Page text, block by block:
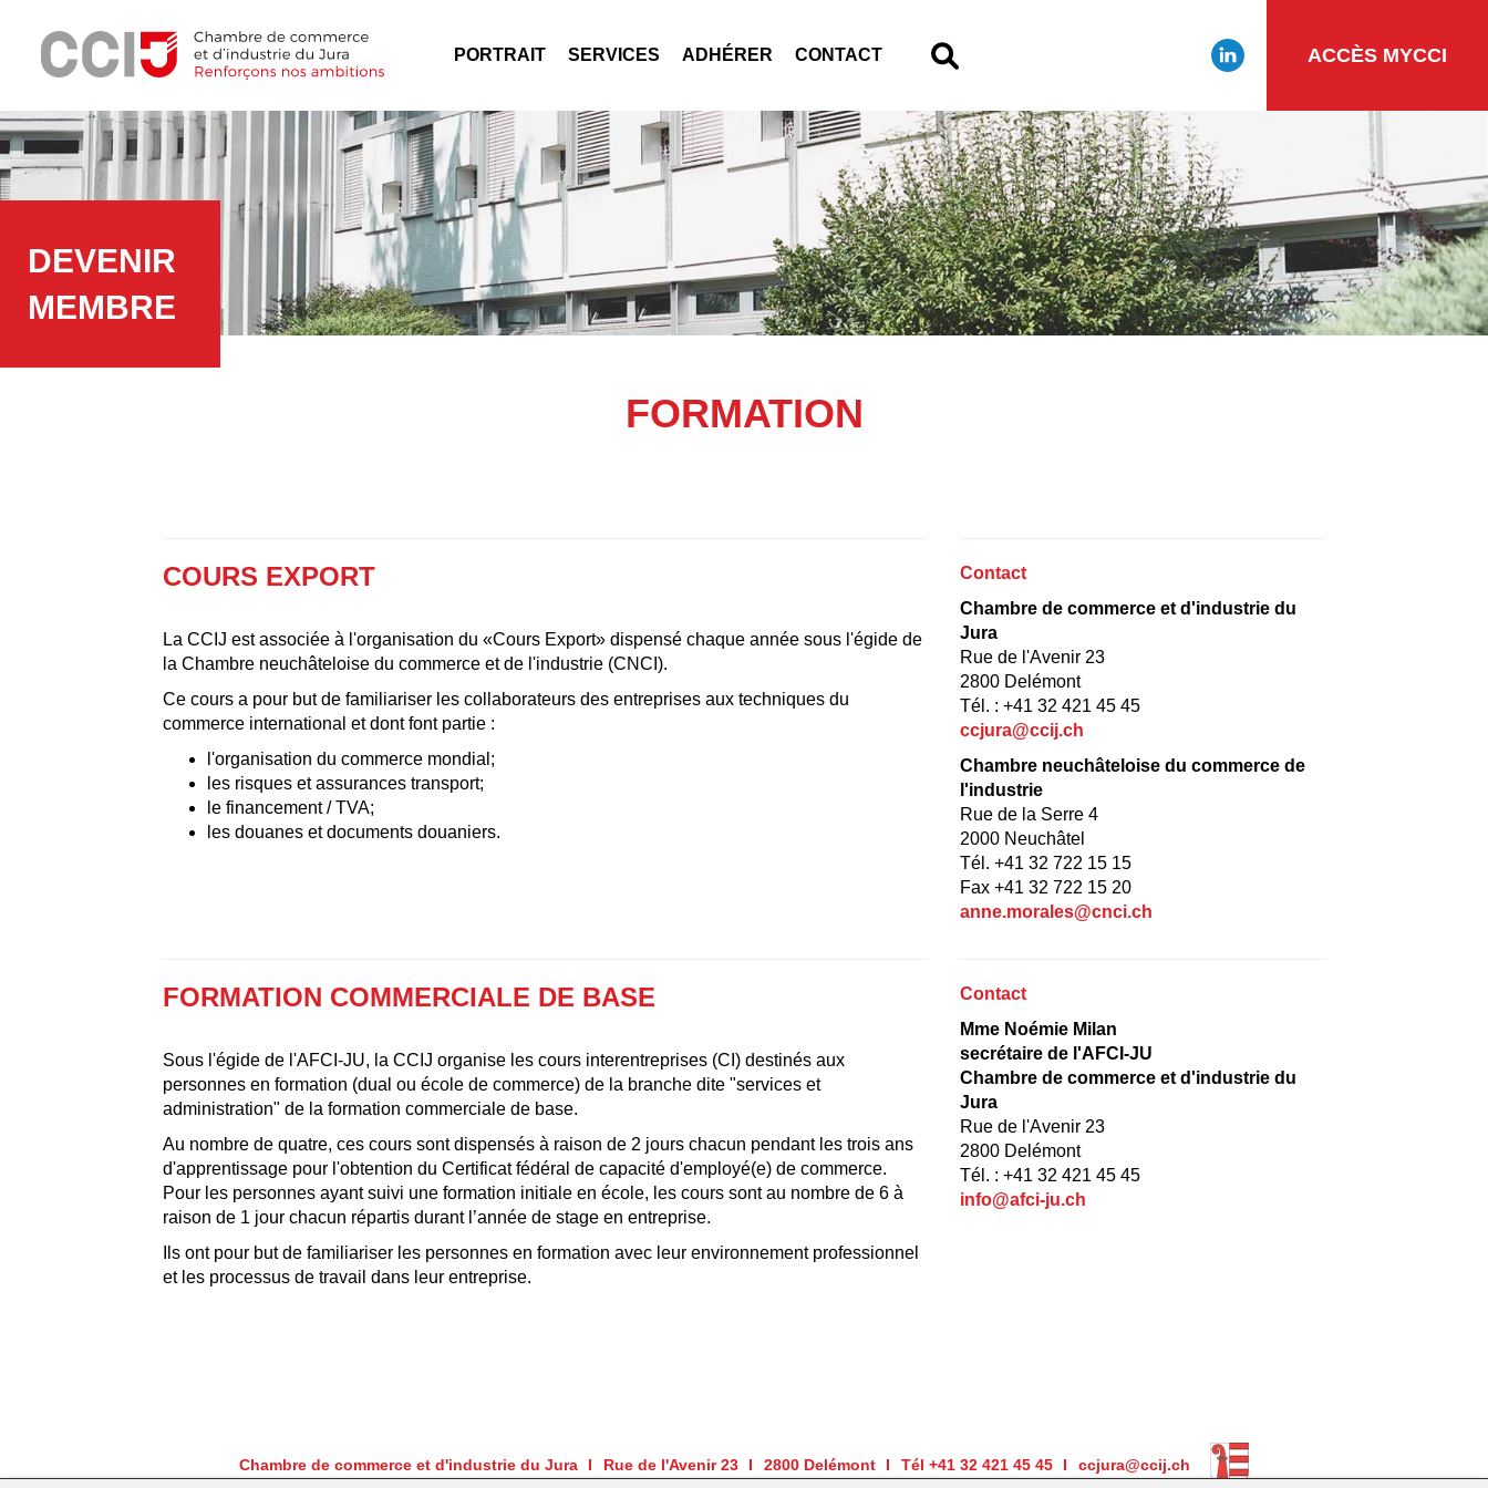
ACCÈS MYCCI
PORTRAIT SERVICES ADHÉRER CONTACT
DEVENIR
MEMBRE
FORMATION
COURS EXPORT
La CCIJ est associée à l'organisation du «Cours Export» dispensé chaque année sous l'égide de
la Chambre neuchâteloise du commerce et de l'industrie (CNCI).
Ce cours a pour but de familiariser les collaborateurs des entreprises aux techniques du
commerce international et dont font partie :
l'organisation du commerce mondial;
les risques et assurances transport;
le financement / TVA;
les douanes et documents douaniers.
Contact
Chambre de commerce et d'industrie du
Jura
Rue de l'Avenir 23
2800 Delémont
Tél. : +41 32 421 45 45
ccjura@ccij.ch
Chambre neuchâteloise du commerce de
l'industrie
Rue de la Serre 4
2000 Neuchâtel
Tél. +41 32 722 15 15
Fax +41 32 722 15 20
anne.morales@cnci.ch
FORMATION COMMERCIALE DE BASE
Sous l'égide de l'AFCI-JU, la CCIJ organise les cours interentreprises (CI) destinés aux
personnes en formation (dual ou école de commerce) de la branche dite "services et
administration" de la formation commerciale de base.
Au nombre de quatre, ces cours sont dispensés à raison de 2 jours chacun pendant les trois ans
d'apprentissage pour l'obtention du Certificat fédéral de capacité d'employé(e) de commerce.
Pour les personnes ayant suivi une formation initiale en école, les cours sont au nombre de 6 à
raison de 1 jour chacun répartis durant l’année de stage en entreprise.
Ils ont pour but de familiariser les personnes en formation avec leur environnement professionnel
et les processus de travail dans leur entreprise.
Contact
Mme Noémie Milan
secrétaire de l'AFCI-JU
Chambre de commerce et d'industrie du
Jura
Rue de l'Avenir 23
2800 Delémont
Tél. : +41 32 421 45 45
info@afci-ju.ch
Chambre de commerce et d'industrie du Jura Rue de l'Avenir 23 2800 Delémont Tél +41 32 421 45 45 ccjura@ccij.ch